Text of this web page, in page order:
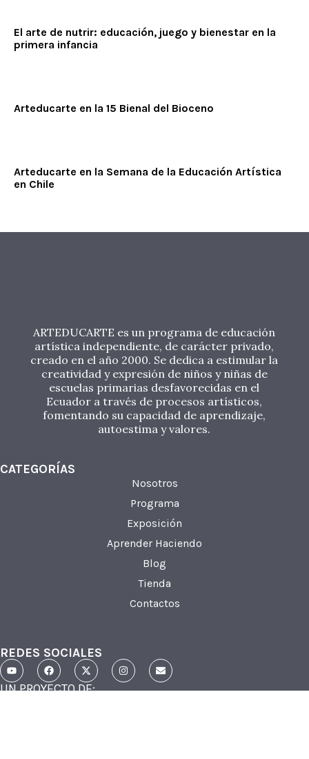
El arte de nutrir: educación, juego y bienestar en la
primera infancia
Arteducarte en la 15 Bienal del Bioceno
Arteducarte en la Semana de la Educación Artística
en Chile
ARTEDUCARTE es un programa de educación
artística independiente, de carácter privado,
creado en el año 2000. Se dedica a estimular la
creatividad y expresión de niños y niñas de
escuelas primarias desfavorecidas en el
Ecuador a través de procesos artísticos,
fomentando su capacidad de aprendizaje,
autoestima y valores.
CATEGORÍAS
Nosotros
Programa
Exposición
Aprender Haciendo
Blog
Tienda
Contactos
REDES SOCIALES
UN PROYECTO DE: